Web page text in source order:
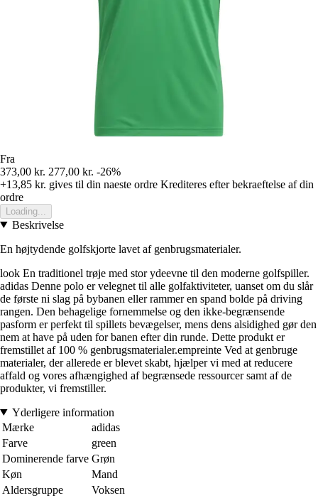
Fra
373,00 kr. 277,00 kr. -26%
+13,85 kr. gives til din naeste ordre Krediteres efter bekraeftelse af din
ordre
Loading...
Beskrivelse
En højtydende golfskjorte lavet af genbrugsmaterialer.
look En traditionel trøje med stor ydeevne til den moderne golfspiller.
adidas Denne polo er velegnet til alle golfaktiviteter, uanset om du slår
de første ni slag på bybanen eller rammer en spand bolde på driving
rangen. Den behagelige fornemmelse og den ikke-begrænsende
pasform er perfekt til spillets bevægelser, mens dens alsidighed gør den
nem at have på uden for banen efter din runde. Dette produkt er
fremstillet af 100 % genbrugsmaterialer.empreinte Ved at genbruge
materialer, der allerede er blevet skabt, hjælper vi med at reducere
affald og vores afhængighed af begrænsede ressourcer samt af de
produkter, vi fremstiller.
Yderligere information
Mærke
adidas
Farve
green
Dominerende farve Grøn
Køn
Mand
Aldersgruppe
Voksen